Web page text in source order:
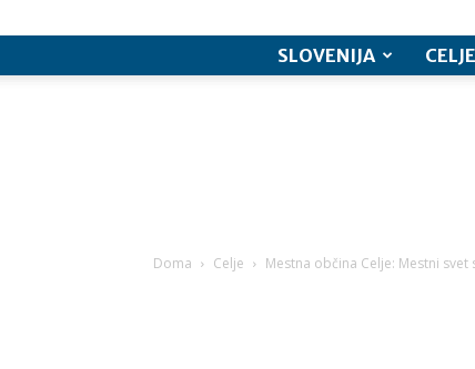
SLOVENIJA CELJE
Doma Celje Mestna občina Celje: Mestni